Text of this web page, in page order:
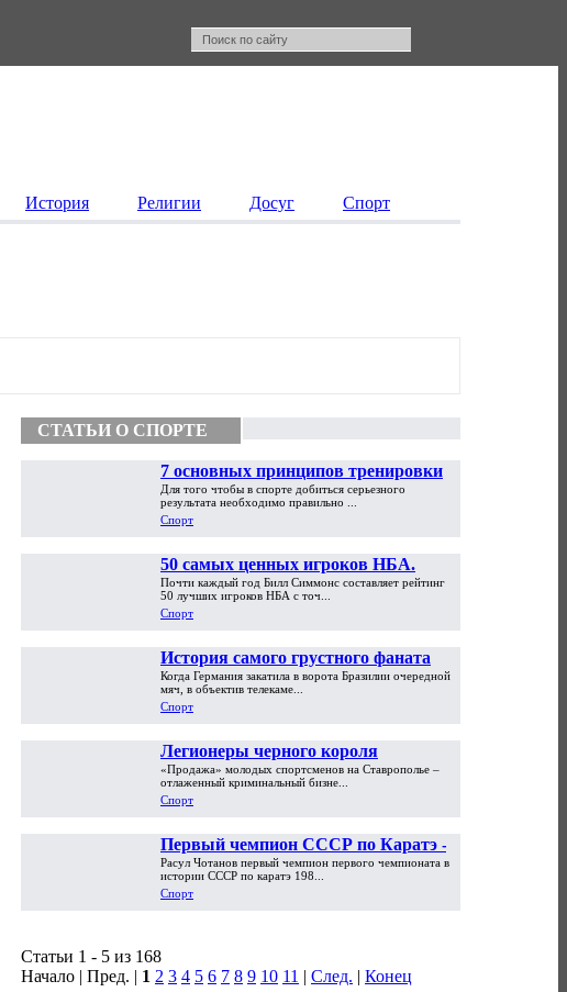
История Религии Досуг Спорт
СТАТЬИ О СПОРТЕ
7 основных принципов тренировки
Для того чтобы в спорте добиться серьезного
результата необходимо правильно ...
Спорт
50 самых ценных игроков НБА.
Часть первая
Почти каждый год Билл Симмонс составляет рейтинг
50 лучших игроков НБА с точ...
Спорт
История самого грустного фаната
мира. «На ЧМ-2002 я обменял
машину на PlayStation»
Когда Германия закатила в ворота Бразилии очередной
мяч, в объектив телекаме...
Спорт
Легионеры черного короля
«Продажа» молодых спортсменов на Ставрополье –
отлаженный криминальный бизне...
Спорт
Первый чемпион СССР по Каратэ -
Расул Чотанов
Расул Чотанов первый чемпион первого чемпионата в
истории СССР по каратэ 198...
Спорт
Статьи 1 - 5 из 168
Начало | Пред. | 1 2 3 4 5 6 7 8 9 10 11 | След. | Конец